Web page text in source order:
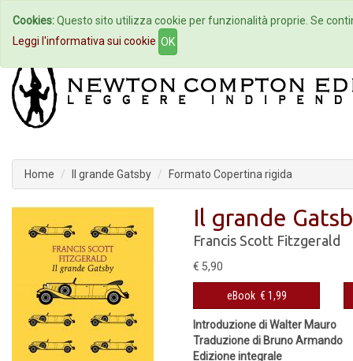
Home Autori Eventi
Home Il grande Gatsby Formato Copertina rigida
Il grande
Francis Scott Fitzgerald
€ 5,90
eBook € 1,99
Introduzione di Walter Mauro
Traduzione di Bruno Armando
Edizione integrale
Cookies:Questo sito utilizza cookie per funzionalità proprie. Se
Leggi l'informativa sui cookie OK